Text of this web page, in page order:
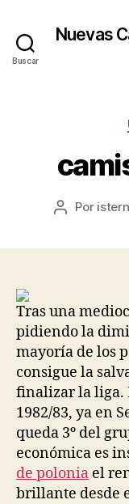
Buscar
Nuevas
Autor
Por istern
Tras una
pidiendo la
mayoría de los
consigue la
finalizar la liga.
1982/83, ya en
queda 3º del
económica es
de polonia el
brillante desde